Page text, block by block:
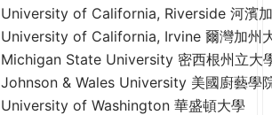
University of California, Riverside 河濱
University of California, Irvine 爾灣加州
Michigan State University 密西根州立大
Johnson & Wales University 美國廚藝學
University of Washington 華盛頓大學